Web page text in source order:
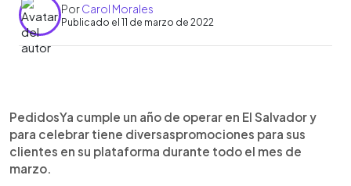
PorCarol Morales
Publicado el 11 de marzo de 2022
Escuchar artículo
PedidosYa cumple un año de operar en El Salvador y
para celebrar tiene diversaspromociones para sus
clientes en su plataforma durante todo el mes de
marzo.